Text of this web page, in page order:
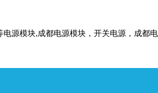
源模块,成都电源模块，开关电源，成都